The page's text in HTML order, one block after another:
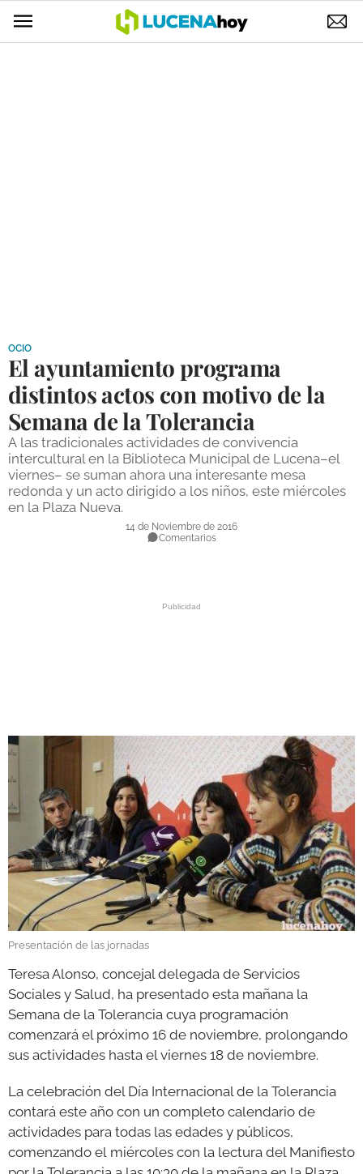
DEPORTES
COMPETICIONES
DEPORTE BASE
OPINIÓN
VENTANA CIUDADANA
OCIO
El ayuntamiento programa
distintos actos con motivo de la
Semana de la Tolerancia
A las tradicionales actividades de convivencia
intercultural en la Biblioteca Municipal de Lucena–el
viernes– se suman ahora una interesante mesa
redonda y un acto dirigido a los niños, este miércoles
en la Plaza Nueva.
14 de Noviembre de 2016
Comentarios
Presentación de las jornadas
Teresa Alonso, concejal delegada de Servicios
Sociales y Salud, ha presentado esta mañana la
Semana de la Tolerancia cuya programación
comenzará el próximo 16 de noviembre, prolongando
sus actividades hasta el viernes 18 de noviembre.
La celebración del Día Internacional de la Tolerancia
contará este año con un completo calendario de
actividades para todas las edades y públicos,
comenzando el miércoles con la lectura del Manifiesto